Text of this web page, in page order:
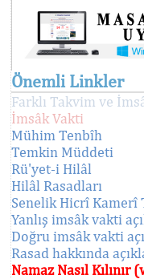
Önemli Linkler
Farklı Takvim ve
İmsâk Vakti
Mühim Tenbîh
Temkin Müddeti
Rü'yet-i Hilâl
Hilâl Rasadları
Senelik Hicrî Kamerî
Yanlış imsâk vakti
Doğru imsâk vakti
Rasad hakkında
Namaz Nasıl